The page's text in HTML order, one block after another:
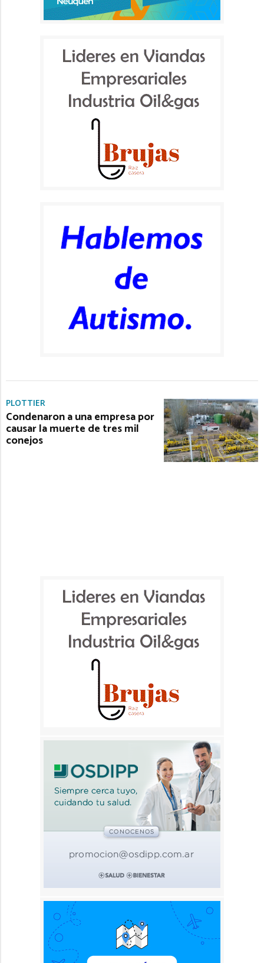
PLOTTIER
Condenaron a una empresa por
causar la muerte de tres mil
conejos